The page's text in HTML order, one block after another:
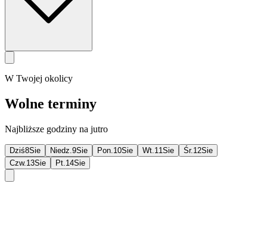
W Twojej okolicy
Wolne terminy
Najbliższe godziny na jutro
Dziś8Sie Niedz. 9Sie Pon. 10Sie Wt. 11Sie Śr. 12Sie
Czw. 13Sie Pt. 14Sie